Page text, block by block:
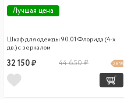
Лучшая цена
Шкаф для одежды 90.01 Флорида (4-х
дв.) с зеркалом
32 150 ₽ 44 650 ₽ 28 %